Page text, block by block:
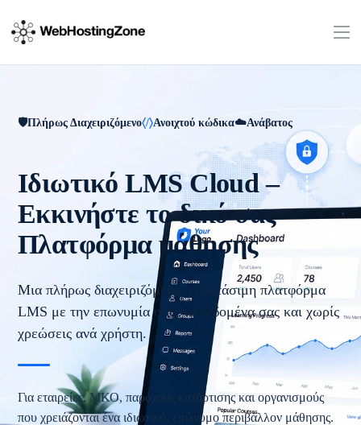
Πλήρως Διαχειριζόμενο Ανοιχτού κώδικα Ανάβατος
Ιδιωτικό LMS Cloud –
Εκκινήστε το δικό σας
Πλατφόρμα μάθησης
Μια πλήρως διαχειριζόμενη, επεκτάσιμη πλατφόρμα
LMS με την επωνυμία σας, τα δεδομένα σας και χωρίς
χρεώσεις ανά χρήστη.
Για εταιρείες, ΜΚΟ, παρόχους κατάρτισης και οργανισμούς
που χρειάζονται ένα ιδιωτικό, επώνυμο περιβάλλον μάθησης.